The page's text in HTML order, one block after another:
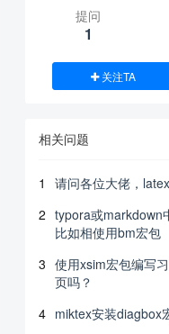
提问
1
关注TA
相关问题
1
请问各位大佬，
2 typora或markdown
比如相使用bm宏包
3 使用xsim宏包编写
页吗？
4 miktex安装diagbox